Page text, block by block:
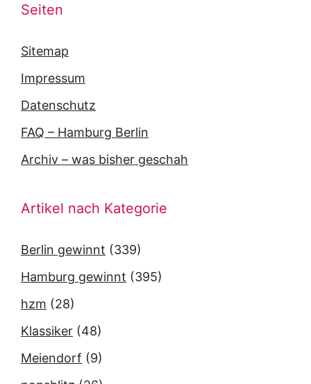
Seiten
Sitemap
Impressum
Datenschutz
FAQ – Hamburg Berlin
Archiv – was bisher geschah
Artikel nach Kategorie
Berlin gewinnt (339)
Hamburg gewinnt (395)
hzm (28)
Klassiker (48)
Meiendorf (9)